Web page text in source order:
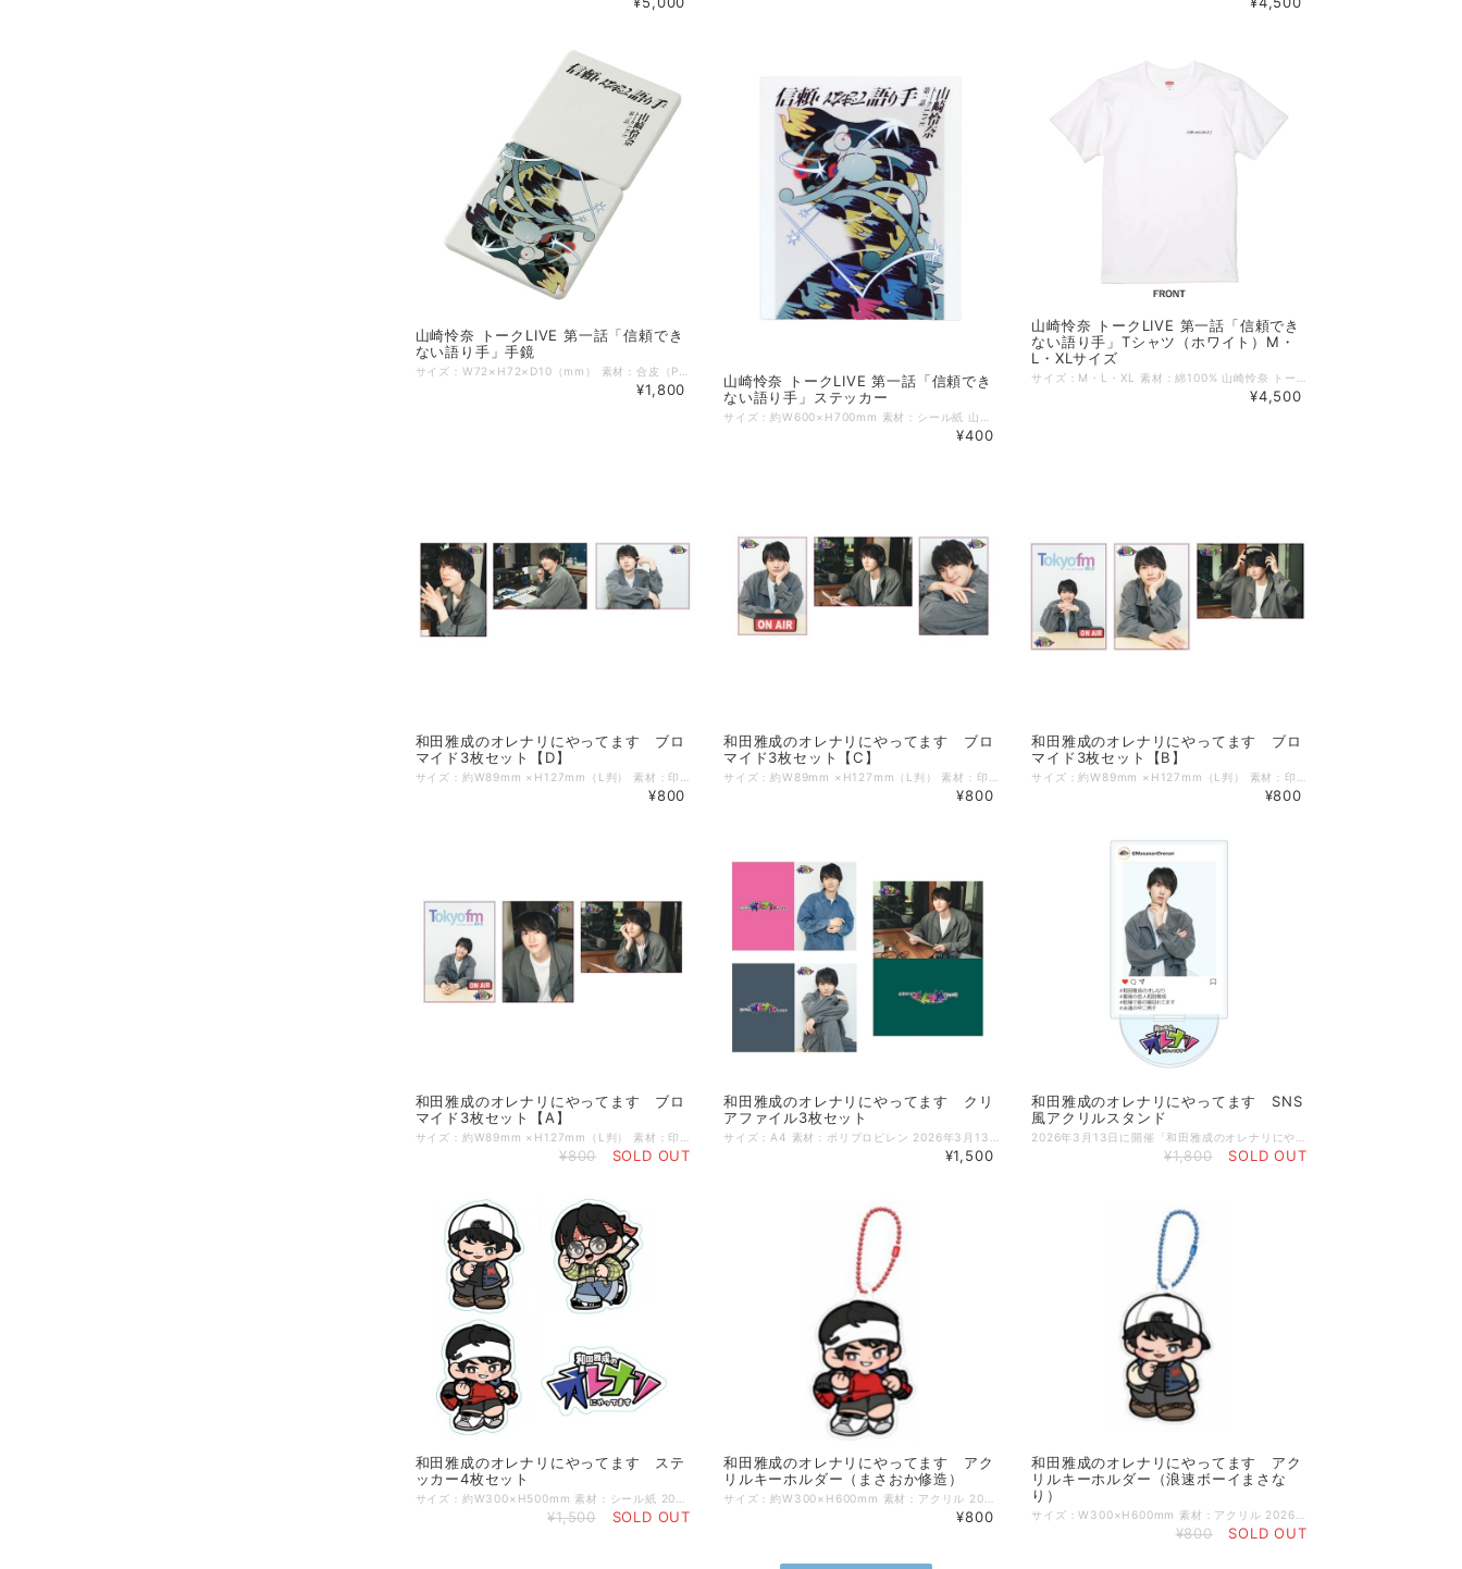
山崎怜奈 トークLIVE 第一話「信頼でき
ない語り手」手鏡
¥1,800
山崎怜奈 トークLIVE 第一話「信頼でき
ない語り手」ステッカー
¥400
山崎怜奈 トークLIVE 第一話「信頼でき
ない語り手」Tシャツ（ホワイト）M・
L・XLサイズ
¥4,500
和田雅成のオレナリにやってます ブロ
マイド3枚セット【D】
¥800
和田雅成のオレナリにやってます ブロ
マイド3枚セット【C】
¥800
和田雅成のオレナリにやってます ブロ
マイド3枚セット【B】
¥800
和田雅成のオレナリにやってます ブロ
マイド3枚セット【A】
サイズ：約W89mm ×H127mm（L判） 素材：印画紙 2026年3月13日に開催「和田雅成のオレナリにやってます」公開収録で先行販売されたブロマイド3枚セットがECに登場！ ぜひこの機会にお買い求めください！ ※ブロマイドはA～D 全4種ございます。
¥800 SOLD OUT
和田雅成のオレナリにやってます クリ
アファイル3枚セット
サイズ：A4 素材：ポリプロピレン 2026年3月13日に開催「和田雅成のオレナリにやってます」公開収録で先行販売されたクリアファイル3枚セットがECに登場！ ぜひこの機会にお買い求めください！
¥1,500
和田雅成のオレナリにやってます SNS
風アクリルスタンド
2026年3月13日に開催「和田雅成のオレナリにやってます」公開収録で先行販売されたSNS風アクリルスタンドがECに登場！ ぜひこの機会にお買い求めください！
¥1,800 SOLD OUT
和田雅成のオレナリにやってます ステ
ッカー4枚セット
¥1,500 SOLD OUT
和田雅成のオレナリにやってます アク
リルキーホルダー（まさおか修造）
¥800
和田雅成のオレナリにやってます アク
リルキーホルダー（浪速ボーイまさな
り）
¥800 SOLD OUT